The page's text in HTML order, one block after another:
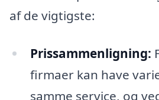
af de vigtigste:
Prissammenligning:
firmaer kan have
samme service, og